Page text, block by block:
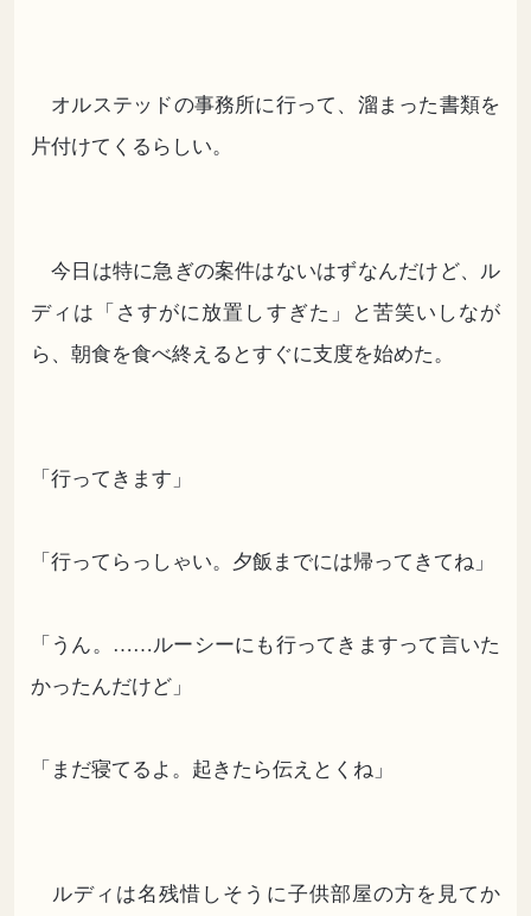
オルステッドの事務所に行って、溜まった書類を
片付けてくるらしい。
今日は特に急ぎの案件はないはずなんだけど、ル
ディは「さすがに放置しすぎた」と苦笑いしなが
ら、朝食を食べ終えるとすぐに支度を始めた。
「行ってきます」
「行ってらっしゃい。夕飯までには帰ってきてね」
「うん。……ルーシーにも行ってきますって言いた
かったんだけど」
「まだ寝てるよ。起きたら伝えとくね」
ルディは名残惜しそうに子供部屋の方を見てか